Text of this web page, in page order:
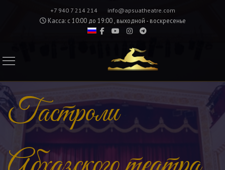
+7 940 7 214 214 info@apsuatheatre.com
Касса: с 10:00 до 19:00 , выходной - воскресенье
Гастроли